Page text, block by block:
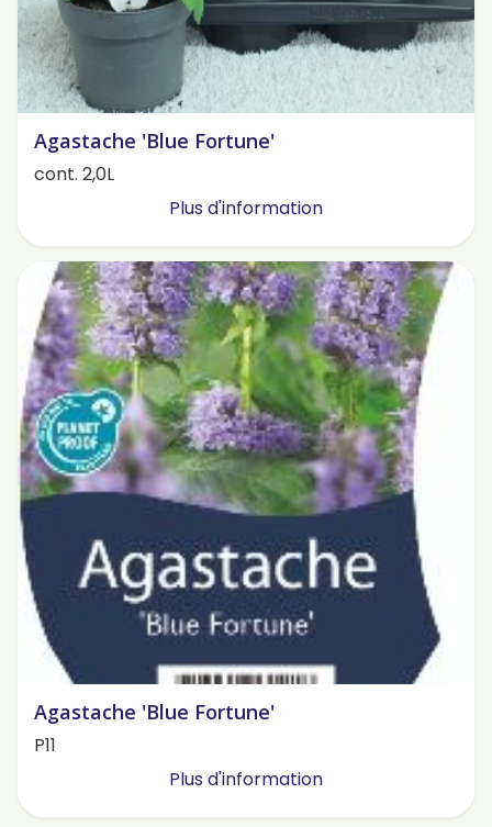
Agastache 'Blue Fortune'
cont. 2,0L
Plus d'information
Agastache 'Blue Fortune'
P11
Plus d'information